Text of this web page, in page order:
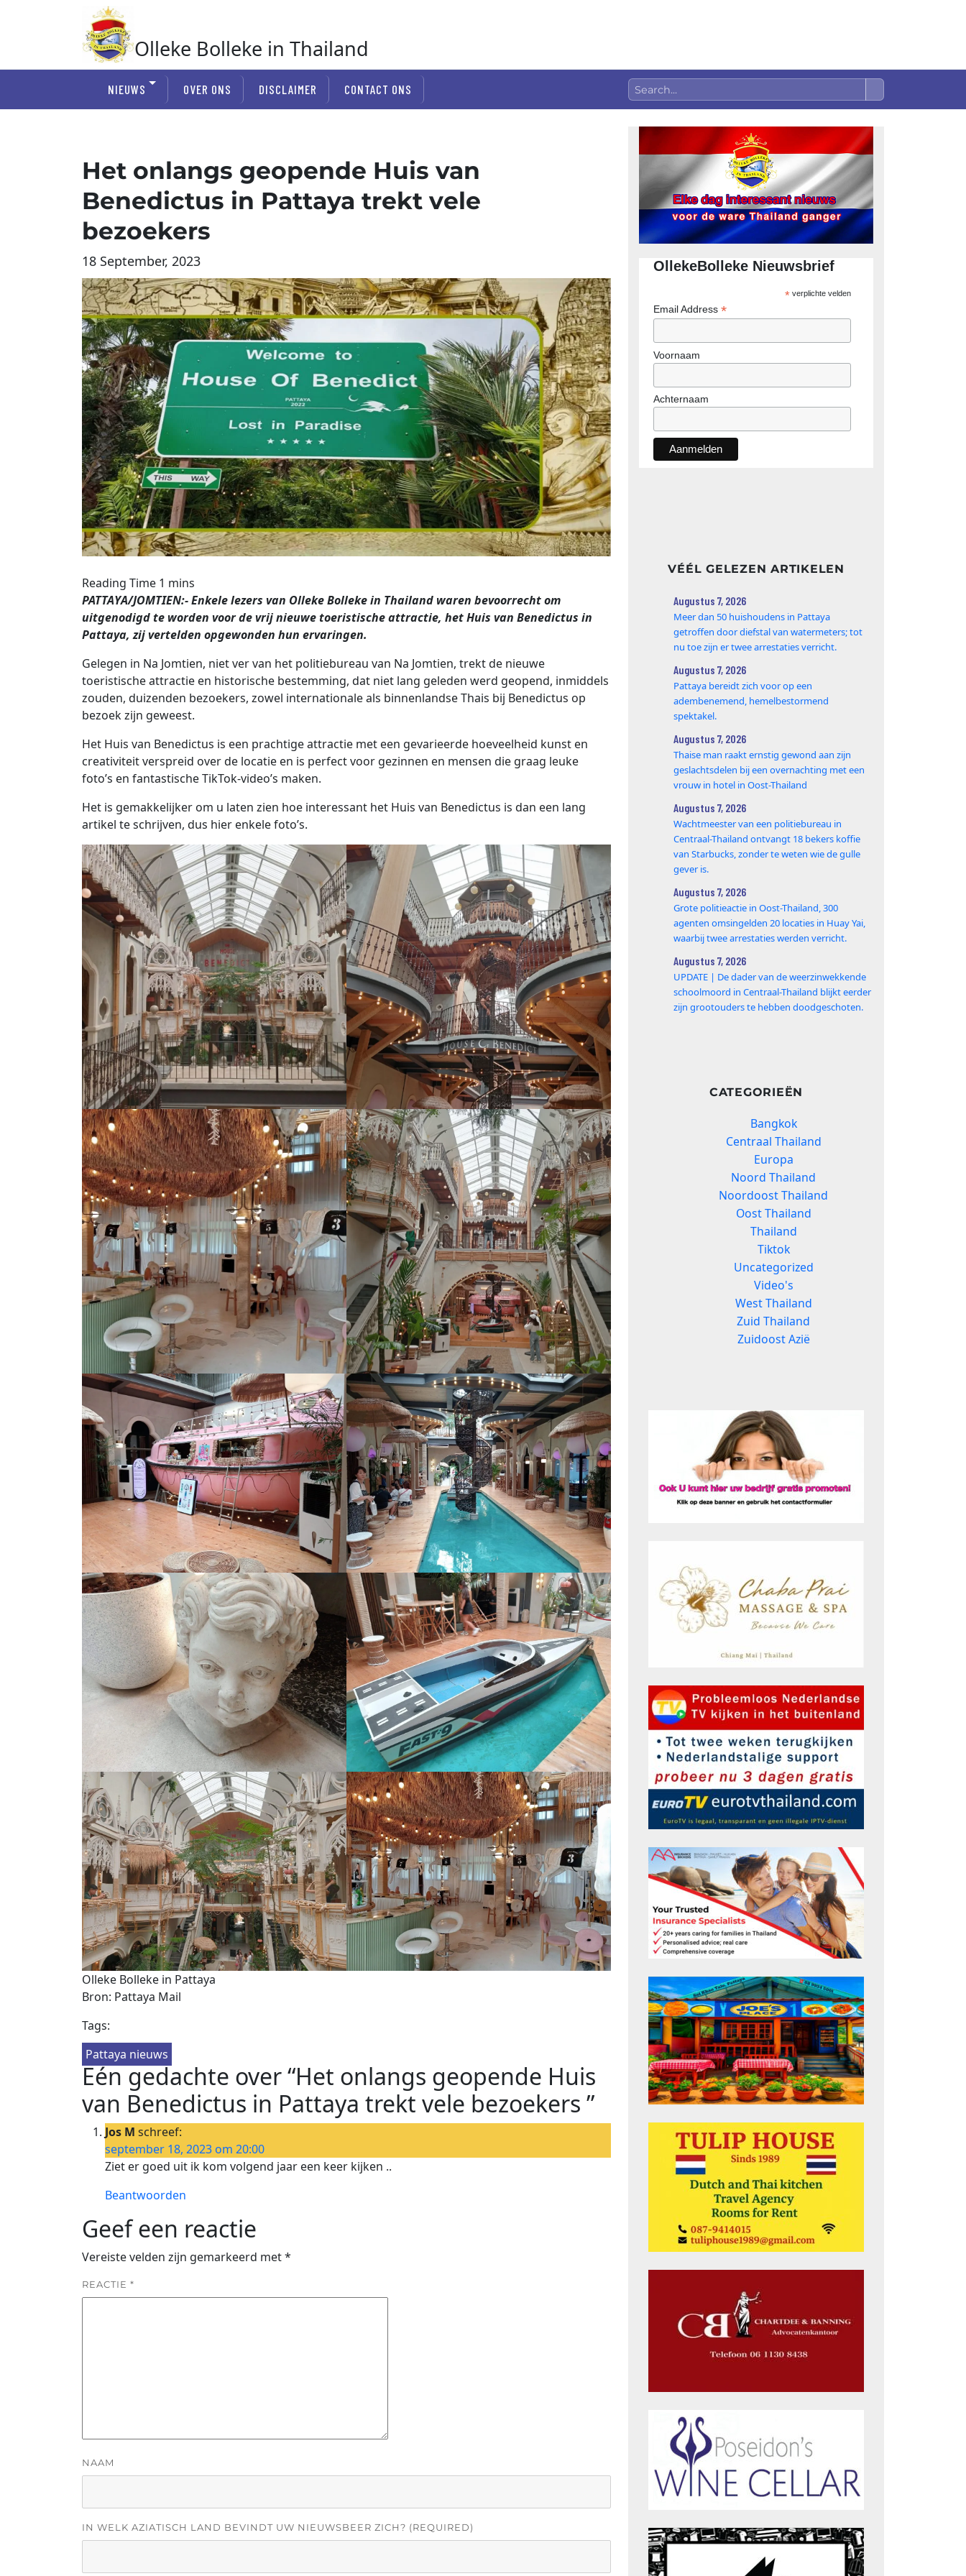
Olleke Bolleke in Thailand
NIEUWS OVER ONS DISCLAIMER CONTACT ONS
Het onlangs geopende Huis van
Benedictus in Pattaya trekt vele
bezoekers
18 September, 2023
PATTAYA/JOMTIEN:- Enkele lezers van Olleke Bolleke in Thailand waren bevoorrecht om
uitgenodigd te worden voor de vrij nieuwe toeristische attractie, het Huis van Benedictus in
Pattaya, zij vertelden opgewonden hun ervaringen.
Gelegen in Na Jomtien, niet ver van het politiebureau van Na Jomtien, trekt de nieuwe
toeristische attractie en historische bestemming, dat niet lang geleden werd geopend, inmiddels
zouden, duizenden bezoekers, zowel internationale als binnenlandse Thais bij Benedictus op
bezoek zijn geweest.
Het Huis van Benedictus is een prachtige attractie met een gevarieerde hoeveelheid kunst en
creativiteit verspreid over de locatie en is perfect voor gezinnen en mensen die graag leuke
foto’s en fantastische TikTok-video’s maken.
Het is gemakkelijker om u laten zien hoe interessant het Huis van Benedictus is dan een lang
artikel te schrijven, dus hier enkele foto’s.
Olleke Bolleke in Pattaya
Bron: Pattaya Mail
Tags:
Pattaya nieuws
Eén gedachte over “Het onlangs geopende Huis
van Benedictus in Pattaya trekt vele bezoekers ”
Jos M schreef:
september 18, 2023 om 20:00
Ziet er goed uit ik kom volgend jaar een keer kijken ..
Beantwoorden
Geef een reactie
Vereiste velden zijn gemarkeerd met*
REACTIE *
NAAM
IN WELK AZIATISCH LAND BEVINDT UW NIEUWSBEER ZICH? (REQUIRED)
OllekeBolleke Nieuwsbrief
*verplichte velden
Email Address *
Voornaam
Achternaam
VÉÉL GELEZEN ARTIKELEN
Augustus 7, 2026
Meer dan 50 huishoudens in Pattaya
getroffen door diefstal van watermeters; tot
nu toe zijn er twee arrestaties verricht.
Augustus 7, 2026
Pattaya bereidt zich voor op een
adembenemend, hemelbestormend
spektakel.
Augustus 7, 2026
Thaise man raakt ernstig gewond aan zijn
geslachtsdelen bij een overnachting met een
vrouw in hotel in Oost-Thailand
Augustus 7, 2026
Wachtmeester van een politiebureau in
Centraal-Thailand ontvangt 18 bekers koffie
van Starbucks, zonder te weten wie de gulle
gever is.
Augustus 7, 2026
Grote politieactie in Oost-Thailand, 300
agenten omsingelden 20 locaties in Huay Yai,
waarbij twee arrestaties werden verricht.
Augustus 7, 2026
UPDATE | De dader van de weerzinwekkende
schoolmoord in Centraal-Thailand blijkt eerder
zijn grootouders te hebben doodgeschoten.
CATEGORIEËN
Bangkok
Centraal Thailand
Europa
Noord Thailand
Noordoost Thailand
Oost Thailand
Thailand
Tiktok
Uncategorized
Video's
West Thailand
Zuid Thailand
Zuidoost Azië